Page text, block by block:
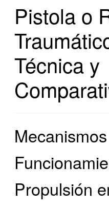
SATELITALES
Pistola o
Técnica y
Propulsión